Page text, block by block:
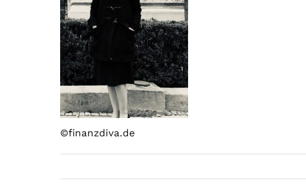
©finanzdiva.de